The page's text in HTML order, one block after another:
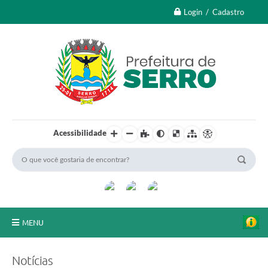
Login / Cadastro
Acessibilidade
MENU
Notícias